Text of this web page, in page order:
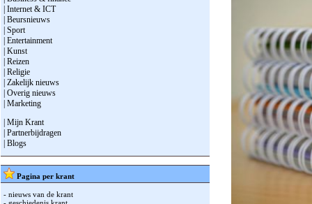
| Internet & ICT
| Beursnieuws
| Sport
| Entertainment
| Kunst
| Reizen
| Religie
| Zakelijk nieuws
| Overig nieuws
| Marketing
| Mijn Krant
| Partnerbijdragen
| Blogs
Pagina per krant
- nieuws van de krant